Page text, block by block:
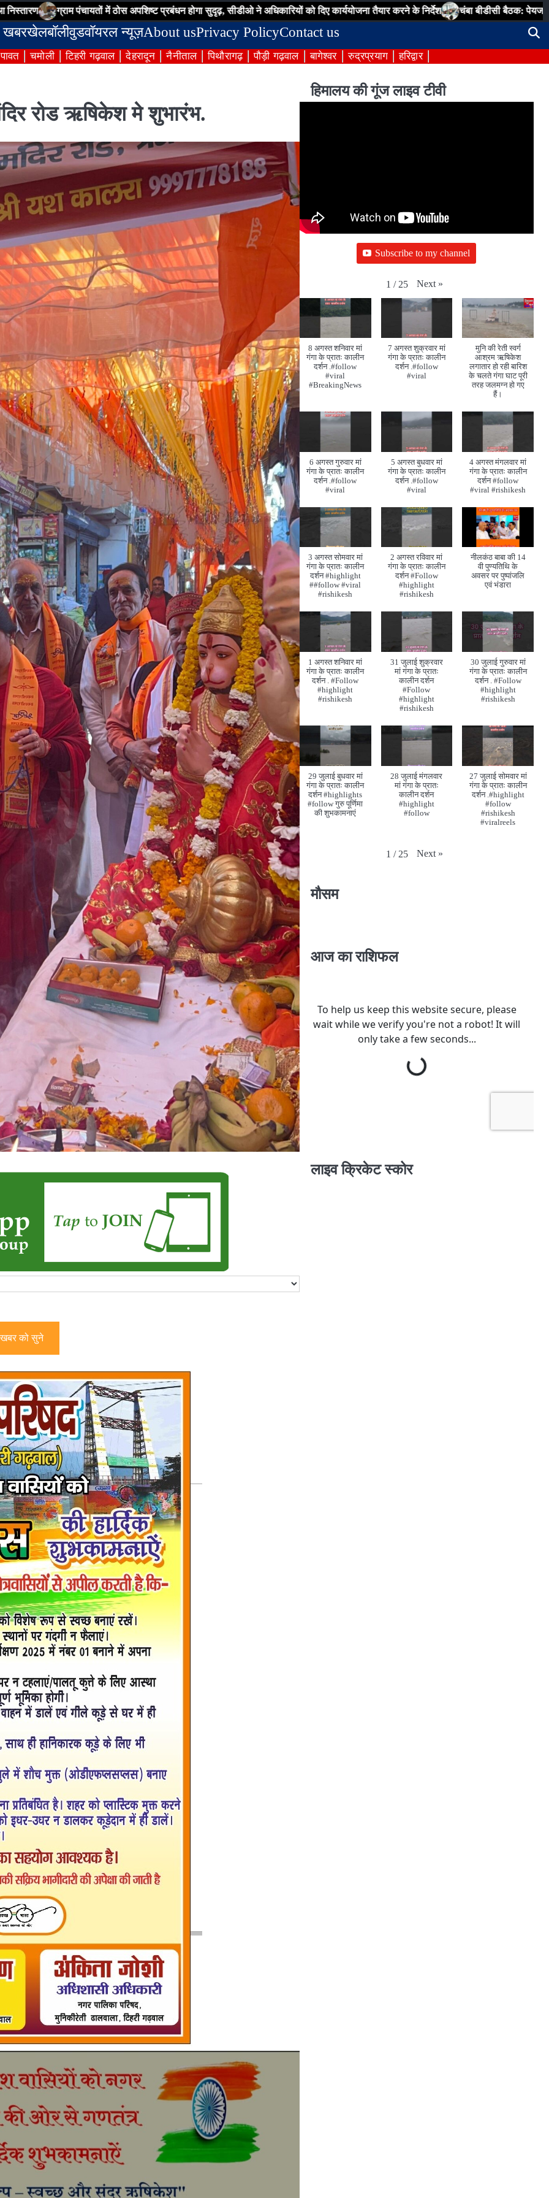
पंचायतों में ठोस अपशिष्ट प्रबंधन होगा सुदृढ़, सीडीओ ने अधिकारियों को दिए कार्ययोजना तैयार करने के निर्देश चंबा बीडीसी बैठक: पेयजल, सड़क, पंचायत
खबरखेलबॉलीवुडवॉयरल न्यूज़About usPrivacy PolicyContact us
चमोली टिहरी गढ़वाल देहरादून नैनीताल पिथौरागढ़ पौड़ी गढ़वाल बागेश्वर रुद्रप्रयाग हरिद्वार
रोड ऋषिकेश मे शुभारंभ.
को सुने
हिमालय की गूंज लाइव टीवी
Subscribe to my channel
1 / 25 Next »
8 अगस्त शनिवार मां
गंगा के प्रातः कालीन
दर्शन .#follow
#viral
#BreakingNews
7 अगस्त शुक्रवार मां
गंगा के प्रातः कालीन
दर्शन .#follow
#viral
मुनि की रेती स्वर्ग
आश्रम ऋषिकेश
लगातार हो रही बारिश
के चलते गंगा घाट पूरी
तरह जलमग्न हो गए
हैं।
6 अगस्त गुरुवार मां
गंगा के प्रातः कालीन
दर्शन .#follow
#viral
5 अगस्त बुधवार मां
गंगा के प्रातः कालीन
दर्शन .#follow
#viral
4 अगस्त मंगलवार मां
गंगा के प्रातः कालीन
दर्शन #follow
#viral #rishikesh
3 अगस्त सोमवार मां
गंगा के प्रातः कालीन
दर्शन #highlight
##follow #viral
#rishikesh
2 अगस्त रविवार मां
गंगा के प्रातः कालीन
दर्शन #Follow
#highlight
#rishikesh
नीलकंठ बाबा की 14
वी पुण्यतिथि के
अवसर पर पुष्पांजलि
एवं भंडारा
1 अगस्त शनिवार मां
गंगा के प्रातः कालीन
दर्शन . #Follow
#highlight
#rishikesh
31 जुलाई शुक्रवार
मां गंगा के प्रातः
कालीन दर्शन
#Follow
#highlight
#rishikesh
30 जुलाई गुरुवार मां
गंगा के प्रातः कालीन
दर्शन . #Follow
#highlight
#rishikesh
29 जुलाई बुधवार मां
गंगा के प्रातः कालीन
दर्शन #highlights
#follow गुरु पूर्णिमा
की शुभकामनाएं
28 जुलाई मंगलवार
मां गंगा के प्रातः
कालीन दर्शन
#highlight
#follow
27 जुलाई सोमवार मां
गंगा के प्रातः कालीन
दर्शन .#highlight
#follow
#rishikesh
#viralreels
1 / 25 Next »
मौसम
आज का राशिफल
लाइव क्रिकेट स्कोर